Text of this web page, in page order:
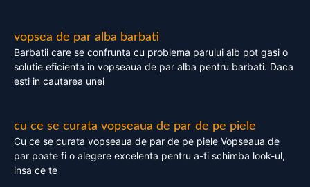
vopsea de par alba barbati
Barbatii care se confrunta cu problema parului alb pot gasi o
solutie eficienta in vopseaua de par alba pentru barbati. Daca
esti in cautarea unei
cu ce se curata vopseaua de par de pe piele
Cu ce se curata vopseaua de par de pe piele Vopseaua de
par poate fi o alegere excelenta pentru a-ti schimba look-ul,
insa ce te